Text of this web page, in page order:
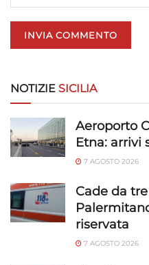
NOTIZIE SICILIA
Aeroporto
Etna: arrivi
7 AGOSTO 2026
Cade da
riservata
7 AGOSTO 2026